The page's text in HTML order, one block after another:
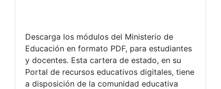
Descarga los módulos del Ministerio de
Educación en formato PDF, para estudiantes
y docentes. Esta cartera de estado, en su
Portal de recursos educativos digitales, tiene
a disposición de la comunidad educativa